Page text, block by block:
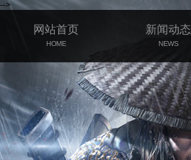
-->
网站首页
HOME
新闻动态
NEWS